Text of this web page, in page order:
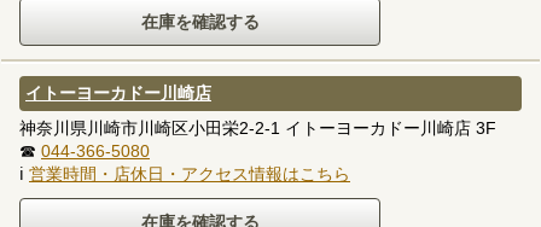
イトーヨーカドー川崎店
神奈川県川崎市川崎区小田栄2-2-1 イトーヨーカドー川崎店 3F
☎ 044-366-5080
ℹ 営業時間・店休日・アクセス情報はこちら